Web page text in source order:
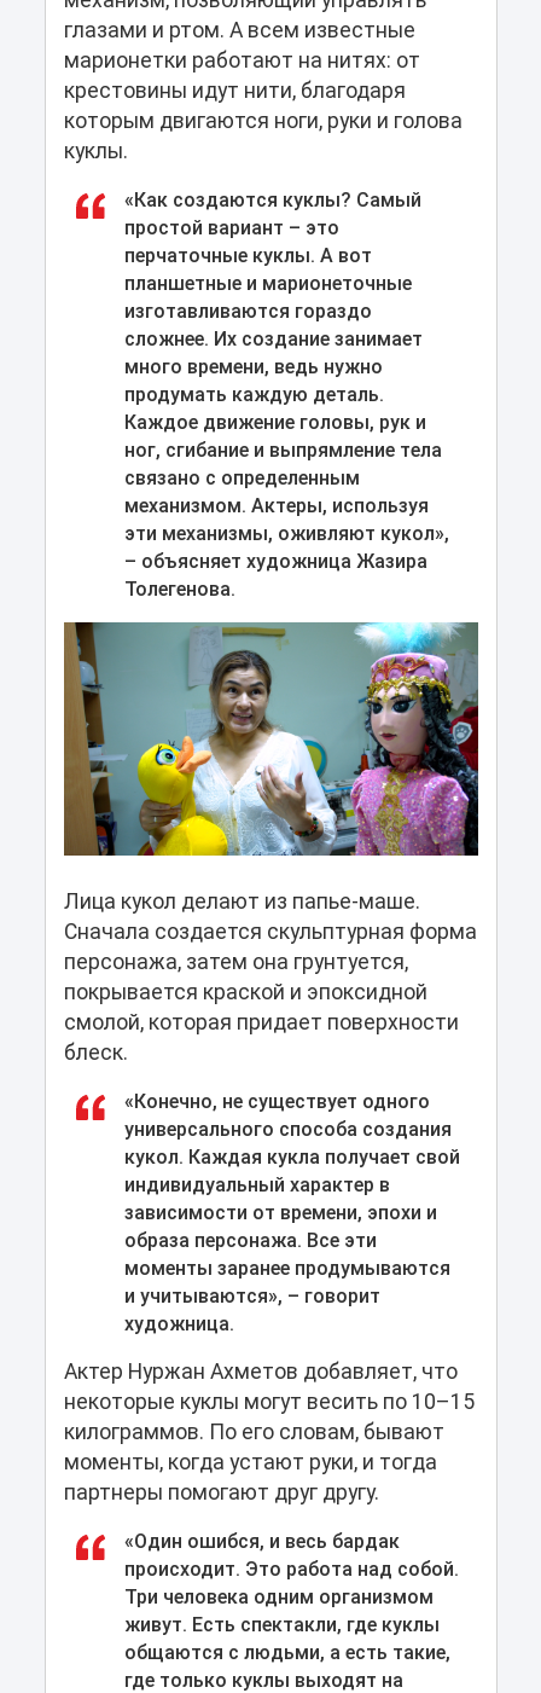
глазами и ртом. А всем известные
марионетки работают на нитях: от
крестовины идут нити, благодаря
которым двигаются ноги, руки и голова
куклы.
«Как создаются куклы? Самый
простой вариант – это
перчаточные куклы. А вот
планшетные и марионеточные
изготавливаются гораздо
сложнее. Их создание занимает
много времени, ведь нужно
продумать каждую деталь.
Каждое движение головы, рук и
ног, сгибание и выпрямление тела
связано с определенным
механизмом. Актеры, используя
эти механизмы, оживляют кукол»,
– объясняет художница Жазира
Толегенова.
Лица кукол делают из папье-маше.
Сначала создается скульптурная форма
персонажа, затем она грунтуется,
покрывается краской и эпоксидной
смолой, которая придает поверхности
блеск.
«Конечно, не существует одного
универсального способа создания
кукол. Каждая кукла получает свой
индивидуальный характер в
зависимости от времени, эпохи и
образа персонажа. Все эти
моменты заранее продумываются
и учитываются», – говорит
художница.
Актер Нуржан Ахметов добавляет, что
некоторые куклы могут весить по 10–15
килограммов. По его словам, бывают
моменты, когда устают руки, и тогда
партнеры помогают друг другу.
«Один ошибся, и весь бардак
происходит. Это работа над собой.
Три человека одним организмом
живут. Есть спектакли, где куклы
общаются с людьми, а есть такие,
где только куклы выходят на